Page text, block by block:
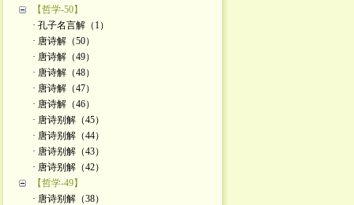
【哲学-50】
· 孔子名言解（1）
· 唐诗解（50）
· 唐诗解（49）
· 唐诗解（48）
· 唐诗解（47）
· 唐诗解（46）
· 唐诗别解（45）
· 唐诗别解（44）
· 唐诗别解（43）
· 唐诗别解（42）
【哲学-49】
· 唐诗别解（38）